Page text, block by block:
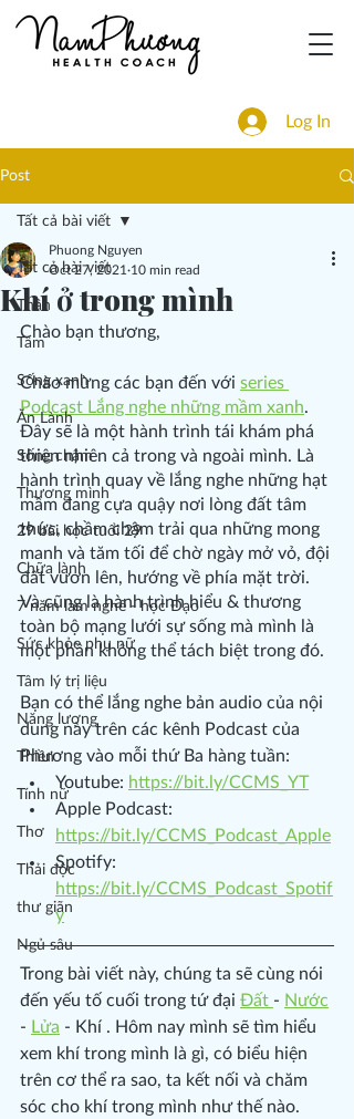
Log In
Post
Tất cả bài viết
Thân
Tâm
Sống xanh
Ăn Lành
Sống chậm
Thương mình
29 bài học tuổi 29
Chữa lành
7 năm làm nghề - học Đạo
Sức khỏe phụ nữ
Tâm lý trị liệu
Năng lượng
Thiền
Tính nữ
Thơ
Thải độc
thư giãn
Ngủ sâu
Tất cả bài viết
Khí ở trong mình
Phuong Nguyen
Oct 27, 2021 10 min read
Chào bạn thương,
Chào mừng các bạn đến với series
Podcast Lắng nghe những mầm xanh.
Đây sẽ là một hành trình tái khám phá
thiên nhiên cả trong và ngoài mình. Là
hành trình quay về lắng nghe những hạt
mầm đang cựa quậy nơi lòng đất tâm
thức, chầm chậm trải qua những mong
manh và tăm tối để chờ ngày mở vỏ, đội
đất vươn lên, hướng về phía mặt trời.
Và cũng là hành trình hiểu & thương
toàn bộ mạng lưới sự sống mà mình là
một phần không thể tách biệt trong đó.
Bạn có thể lắng nghe bản audio của nội
dung này trên các kênh Podcast của
Phương vào mỗi thứ Ba hàng tuần:
Youtube: https://bit.ly/CCMS_YT
Apple Podcast:
https://bit.ly/CCMS_Podcast_Apple
Spotify:
https://bit.ly/CCMS_Podcast_Spotif
y
Trong bài viết này, chúng ta sẽ cùng nói
đến yếu tố cuối trong tứ đại Đất - Nước
- Lửa - Khí . Hôm nay mình sẽ tìm hiểu
xem khí trong mình là gì, có biểu hiện
trên cơ thể ra sao, ta kết nối và chăm
sóc cho khí trong mình như thế nào.